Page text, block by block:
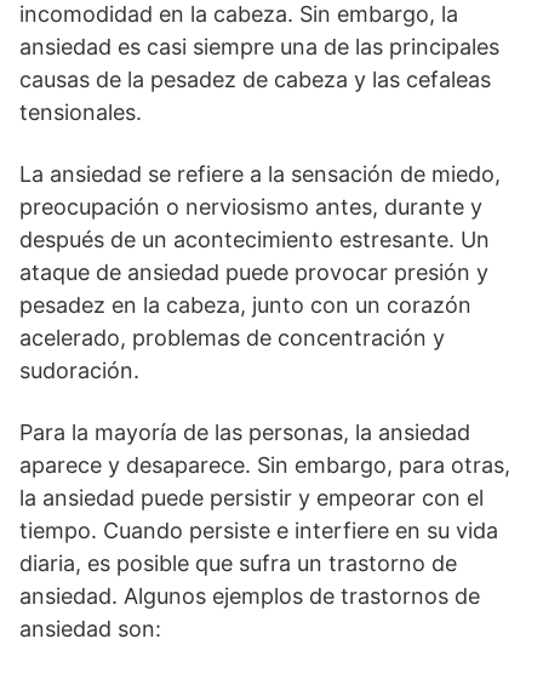
incomodidad en la cabeza. Sin embargo, la
ansiedad es casi siempre una de las principales
causas de la pesadez de cabeza y las cefaleas
tensionales.
La ansiedad se refiere a la sensación de miedo,
preocupación o nerviosismo antes, durante y
después de un acontecimiento estresante. Un
ataque de ansiedad puede provocar presión y
pesadez en la cabeza, junto con un corazón
acelerado, problemas de concentración y
sudoración.
Para la mayoría de las personas, la ansiedad
aparece y desaparece. Sin embargo, para otras,
la ansiedad puede persistir y empeorar con el
tiempo. Cuando persiste e interfiere en su vida
diaria, es posible que sufra un trastorno de
ansiedad. Algunos ejemplos de trastornos de
ansiedad son: